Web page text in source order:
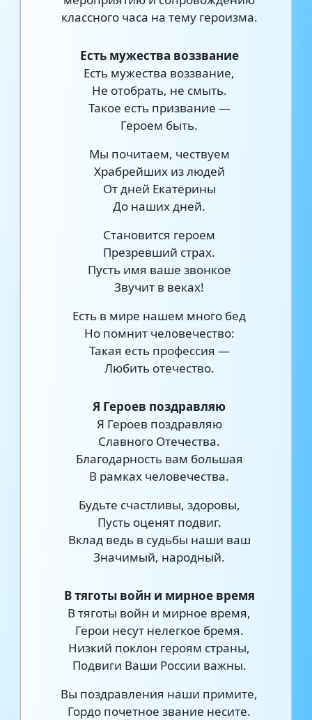
классного часа на тему героизма.
Есть мужества воззвание
Есть мужества воззвание,
Не отобрать, не смыть.
Такое есть призвание —
Героем быть.
Мы почитаем, чествуем
Храбрейших из людей
От дней Екатерины
До наших дней.
Становится героем
Презревший страх.
Пусть имя ваше звонкое
Звучит в веках!
Есть в мире нашем много бед
Но помнит человечество:
Такая есть профессия —
Любить отечество.
Я Героев поздравляю
Я Героев поздравляю
Славного Отечества.
Благодарность вам большая
В рамках человечества.
Будьте счастливы, здоровы,
Пусть оценят подвиг.
Вклад ведь в судьбы наши ваш
Значимый, народный.
В тяготы войн и мирное время
В тяготы войн и мирное время,
Герои несут нелегкое бремя.
Низкий поклон героям страны,
Подвиги Ваши России важны.
Вы поздравления наши примите,
Гордо почетное звание несите.